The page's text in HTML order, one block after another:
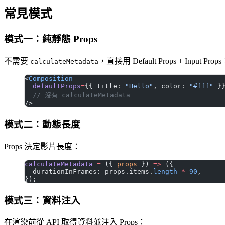
常見模式
模式一：純靜態 Props
不需要 calculateMetadata ，直接用 Default Props + Input Props
<Composition
  defaultProps
={{ title: "Hello" , color: "#fff"
}}
  // 沒有 calculateMetadata
/>
模式二：動態長度
Props 決定影片長度：
calculateMetadata = ({ props }) => ({
  durationInFrames: props.items.
length * 90 ,
});
模式三：資料注入
在渲染前從 API 取得資料並注入 Props：